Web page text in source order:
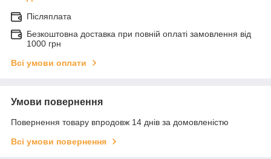
Післяплата
Безкоштовна доставка при повній оплаті замовлення від
1000 грн
Всі умови оплати
Умови повернення
Повернення товару впродовж 14 днів за домовленістю
Всі умови повернення